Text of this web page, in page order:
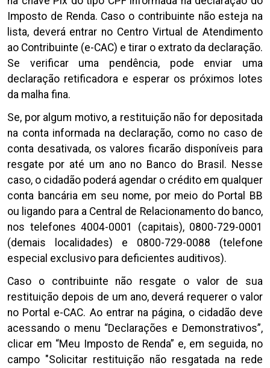
Imposto de Renda. Caso o contribuinte não esteja na
lista, deverá entrar no Centro Virtual de Atendimento
ao Contribuinte (e-CAC) e tirar o extrato da declaração.
Se verificar uma pendência, pode enviar uma
declaração retificadora e esperar os próximos lotes
da malha fina.
Se, por algum motivo, a restituição não for depositada
na conta informada na declaração, como no caso de
conta desativada, os valores ficarão disponíveis para
resgate por até um ano no Banco do Brasil. Nesse
caso, o cidadão poderá agendar o crédito em qualquer
conta bancária em seu nome, por meio do Portal BB
ou ligando para a Central de Relacionamento do banco,
nos telefones 4004-0001 (capitais), 0800-729-0001
(demais localidades) e 0800-729-0088 (telefone
especial exclusivo para deficientes auditivos).
Caso o contribuinte não resgate o valor de sua
restituição depois de um ano, deverá requerer o valor
no Portal e-CAC. Ao entrar na página, o cidadão deve
acessando o menu “Declarações e Demonstrativos”,
clicar em “Meu Imposto de Renda” e, em seguida, no
campo "Solicitar restituição não resgatada na rede